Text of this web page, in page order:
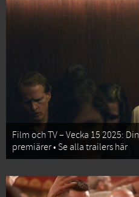
Film och TV – Vecka 15 2025:
premiärer • Se alla trailers här